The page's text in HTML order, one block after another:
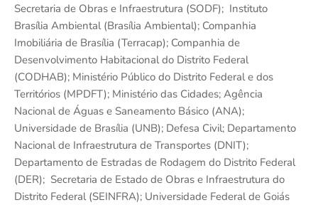
Secretaria de Obras e Infraestrutura (SODF); Instituto
Brasília Ambiental (Brasília Ambiental); Companhia
Imobiliária de Brasília (Terracap); Companhia de
Desenvolvimento Habitacional do Distrito Federal
(CODHAB); Ministério Público do Distrito Federal e dos
Territórios (MPDFT); Ministério das Cidades; Agência
Nacional de Águas e Saneamento Básico (ANA);
Universidade de Brasília (UNB); Defesa Civil; Departamento
Nacional de Infraestrutura de Transportes (DNIT);
Departamento de Estradas de Rodagem do Distrito Federal
(DER); Secretaria de Estado de Obras e Infraestrutura do
Distrito Federal (SEINFRA); Universidade Federal de Goiás